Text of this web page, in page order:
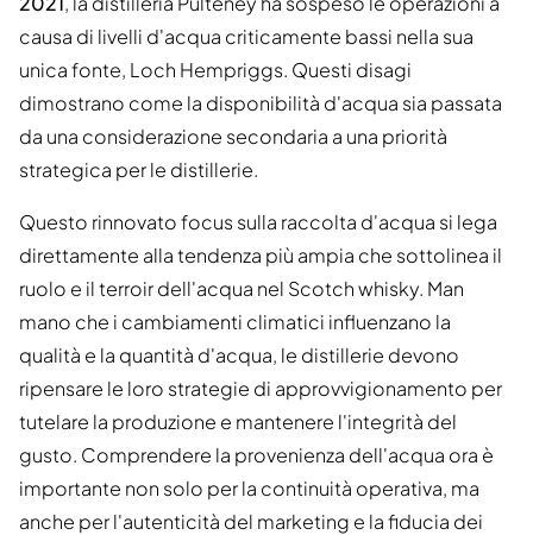
causa di livelli d'acqua criticamente bassi nella sua
unica fonte, Loch Hempriggs. Questi disagi
dimostrano come la disponibilità d'acqua sia passata
da una considerazione secondaria a una priorità
strategica per le distillerie.
Questo rinnovato focus sulla raccolta d'acqua si lega
direttamente alla tendenza più ampia che sottolinea il
ruolo e il terroir dell'acqua nel Scotch whisky. Man
mano che i cambiamenti climatici influenzano la
qualità e la quantità d'acqua, le distillerie devono
ripensare le loro strategie di approvvigionamento per
tutelare la produzione e mantenere l'integrità del
gusto. Comprendere la provenienza dell'acqua ora è
importante non solo per la continuità operativa, ma
anche per l'autenticità del marketing e la fiducia dei